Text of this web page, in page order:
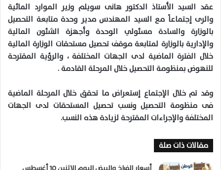
عقد السيد الأستاذ الدكتور هانى سويلم وزير الموارد المائية
والرى إجتماعاً مع السيد المهندس مدير وحدة متابعة التحصيل
بالوزارة والسادة مسئولي الوحدة وأجهزة الشئون المالية
والإدارية بالوزارة لمتابعة موقف تحصيل مستحقات الوزارة المالية
خلال الفترة الماضية لدى الجهات المختلفة ، والرؤية المقترحة
للنهوض بمنظومة التحصيل خلال المرحلة القادمة .
وقد تم خلال الإجتماع إستعراض ما تحقق خلال المرحلة الماضية
فى منظومة التحصيل ونسب تحصيل المستحقات لدى الجهات
المختلفة والإجراءات المقترحة لزيادة هذه النسب.
مقالات ذات صلة